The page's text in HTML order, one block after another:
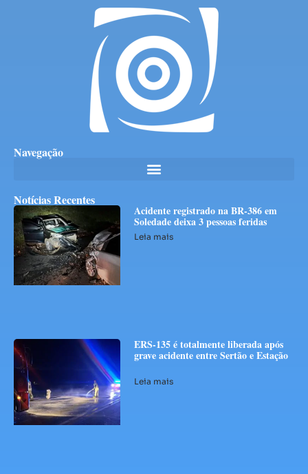
Navegação
Notícias Recentes
Acidente registrado na BR-386 em
Soledade deixa 3 pessoas feridas
Leia mais
ERS-135 é totalmente liberada após
grave acidente entre Sertão e Estação
Leia mais